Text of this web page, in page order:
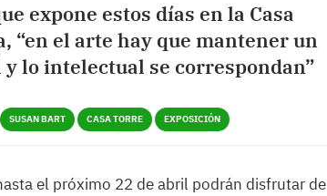
expone estos días en la Casa
“en el arte hay que mantener un
lo intelectual se correspondan”
SUSAN BART CASA TORRE EXPOSICIÓN
el próximo 22 de abril podrán disfrutar de